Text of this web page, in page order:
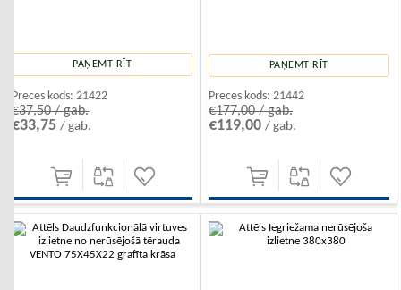
PAŅEMT RĪT
Preces kods: 21422
€37,50 / gab.
€33,75/ gab.
PAŅEMT RĪT
Preces kods: 21442
€177,00 / gab.
€119,00 / gab.